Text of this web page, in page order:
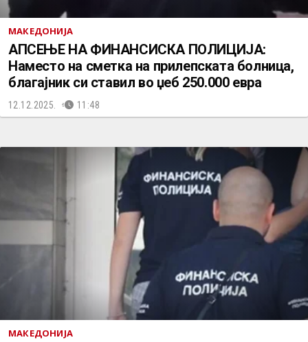
МАКЕДОНИЈА
АПСЕЊЕ НА ФИНАНСИСКА ПОЛИЦИЈА:
Наместо на сметка на прилепската болница,
благајник си ставил во џеб 250.000 евра
12.12.2025. 11:48
МАКЕДОНИЈА